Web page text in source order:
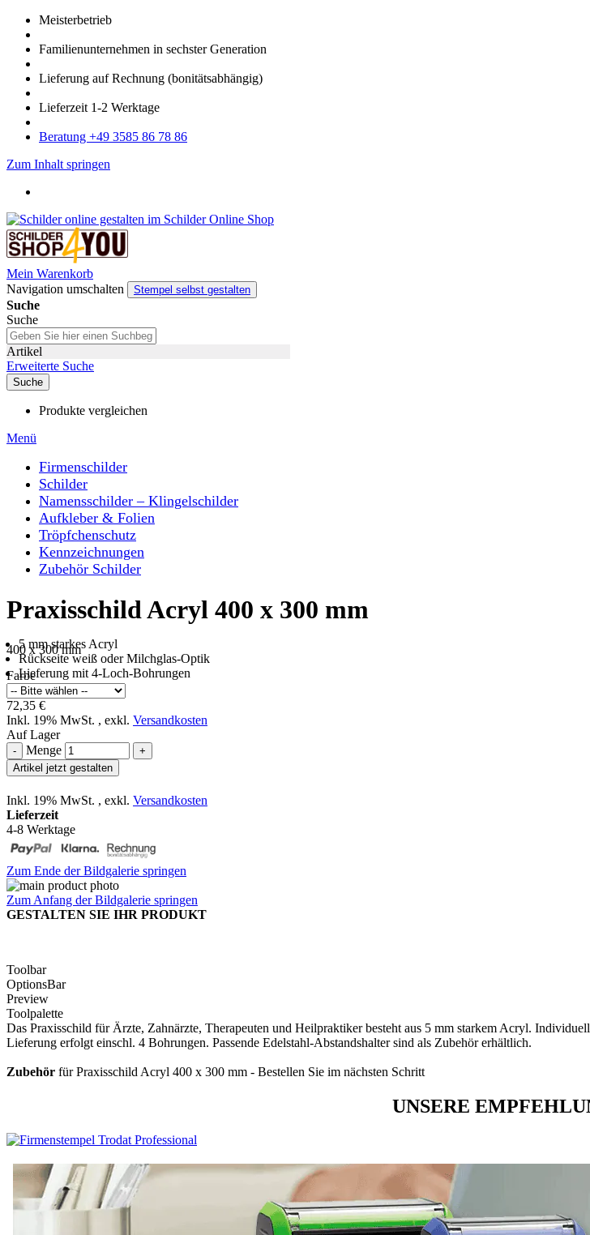
Meister­betrieb
Familien­unter­nehmen in sechster Gene­ration
Lieferung auf Rech­nung (bonitätsabhängig)
Liefer­zeit 1-2 Werk­tage
Bera­tung +49 3585 86 78 86
Zum Inhalt springen
Mein Warenkorb
Navigation umschalten
Stempel selbst gestalten
Suche
Suche
Artikel
Erweiterte Suche
Suche
Produkte vergleichen
Menü
Firmenschilder
Schilder
Namensschilder – Klingelschilder
Aufkleber & Folien
Tröpfchenschutz
Kennzeichnungen
Zubehör Schilder
Praxisschild Acryl 400 x 300 mm
400 x 300 mm
5 mm starkes Acryl
Rückseite weiß oder Milchglas-Optik
Lieferung mit 4-Loch-Bohrungen
Farbe
72,35 €
Inkl. 19% MwSt. , exkl. Versandkosten
Auf Lager
- Menge
+
Artikel jetzt gestalten
Inkl. 19% MwSt. , exkl. Versandkosten
Lieferzeit
4-8 Werktage
Zum Ende der Bildgalerie springen
Zum Anfang der Bildgalerie springen
GESTALTEN SIE IHR PRODUKT
Toolbar
OptionsBar
Preview
Toolpalette
Das Praxisschild für Ärzte, Zahnärzte, Therapeuten und Heilpraktiker besteht aus 5 mm starkem Acryl.
Lieferung erfolgt einschl. 4 Bohrungen. Passende Edelstahl-Abstandshalter sind als Zubehör erhältlich.
Zubehör für Praxisschild Acryl 400 x 300 mm - Bestellen Sie im nächsten Schritt
UNSERE